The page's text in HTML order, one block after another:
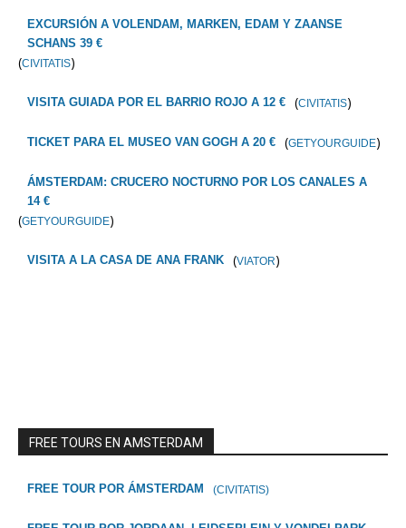
EXCURSIÓN A VOLENDAM, MARKEN, EDAM Y ZAANSE
SCHANS 39 €
(CIVITATIS)
VISITA GUIADA POR EL BARRIO ROJO A 12 € (CIVITATIS)
TICKET PARA EL MUSEO VAN GOGH A 20 € (GETYOURGUIDE)
ÁMSTERDAM: CRUCERO NOCTURNO POR LOS CANALES A
14 €
(GETYOURGUIDE)
VISITA A LA CASA DE ANA FRANK (VIATOR)
FREE TOURS EN AMSTERDAM
FREE TOUR POR ÁMSTERDAM (CIVITATIS)